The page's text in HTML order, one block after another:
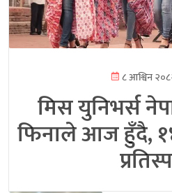
८ आश्विन
मिस युनिभर्स
फिनाले आज हुँदै,